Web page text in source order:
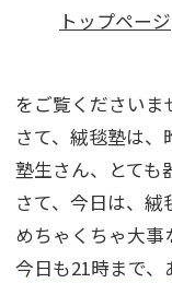
トップページ
をご覧ください
さて、絨毯塾は
塾生さん、とても
さて、今日は、
めちゃくちゃ大事
今日も21時まで、